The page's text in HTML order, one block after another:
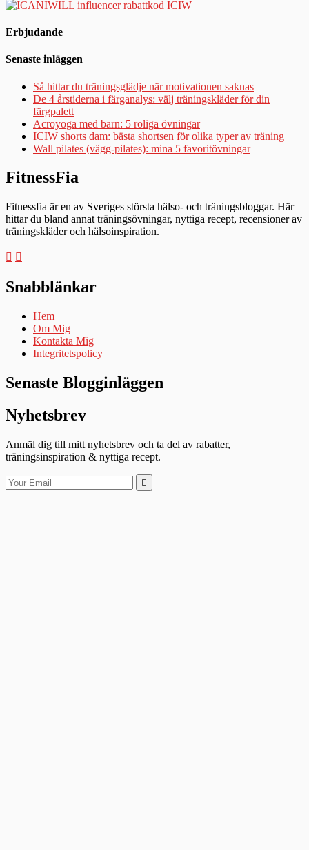
Erbjudande
Senaste inläggen
Så hittar du träningsglädje när motivationen saknas
De 4 årstiderna i färganalys: välj träningskläder för din
färgpalett
Acroyoga med barn: 5 roliga övningar
ICIW shorts dam: bästa shortsen för olika typer av träning
Wall pilates (vägg-pilates): mina 5 favoritövningar
FitnessFia
Fitnessfia är en av Sveriges största hälso- och träningsbloggar. Här
hittar du bland annat träningsövningar, nyttiga recept, recensioner av
träningskläder och hälsoinspiration.
Snabblänkar
Hem
Om Mig
Kontakta Mig
Integritetspolicy
Senaste Blogginläggen
Nyhetsbrev
Anmäl dig till mitt nyhetsbrev och ta del av rabatter,
träningsinspiration & nyttiga recept.